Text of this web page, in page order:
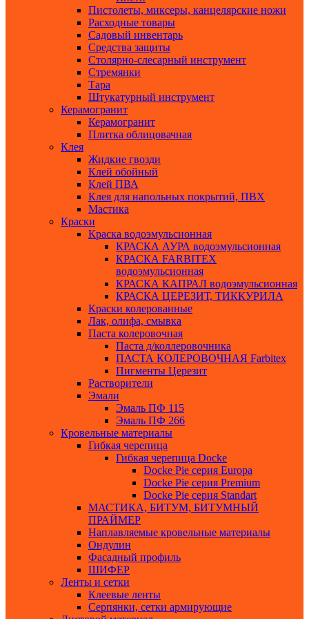
Пистолеты, миксеры, канцелярские ножи
Расходные товары
Садовый инвентарь
Средства защиты
Столярно-слесарный инструмент
Стремянки
Тара
Штукатурный инструмент
Керамогранит
Керамогранит
Плитка облицовачная
Клея
Жидкие гвозди
Клей обойный
Клей ПВА
Клея для напольных покрытий, ПВХ
Мастика
Краски
Краска водоэмульсионная
КРАСКА АУРА водоэмульсионная
КРАСКА FARBITEX
водоэмульсионная
КРАСКА КАПРАЛ водоэмульсионная
КРАСКА ЦЕРЕЗИТ, ТИККУРИЛА
Краски колерованные
Лак, олифа, смывка
Паста колеровочная
Паста д/коллеровочника
ПАСТА КОЛЕРОВОЧНАЯ Farbitex
Пигменты Церезит
Растворители
Эмали
Эмаль ПФ 115
Эмаль ПФ 266
Кровельные материалы
Гибкая черепица
Гибкая черепица Docke
Docke Pie серия Europa
Docke Pie серия Premium
Docke Pie серия Standart
МАСТИКА, БИТУМ, БИТУМНЫЙ
ПРАЙМЕР
Наплавляемые кровельные материалы
Ондулин
Фасадный профиль
ШИФЕР
Ленты и сетки
Клеевые ленты
Серпянки, сетки армирующие